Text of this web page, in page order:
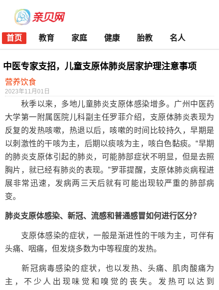
首页 教育 家庭 健康 胎教 名人
中医专家支招，儿童支原体肺炎居家护理注意事项
营养饮食
2023年11月01日
秋季以来，多地儿童肺炎支原体感染增多。广州中医药
大学第一附属医院儿科副主任罗菲介绍，支原体肺炎表现为
反复的发热咳嗽，热退以后，咳嗽的时间比较持久，早期是
以刺激性的干咳为主，后期以痰咳为主，咳白色黏痰。“早期
的肺炎支原体引起的肺炎，可能肺部症状不明显，但是去照
胸片，就已经有肺炎的表现。”罗菲提醒，支原体肺炎病程进
展非常迅速，发病两三天后就有可能出现较严重的肺部病
变。
肺炎支原体感染、新冠、流感和普通感冒如何进行区分？
支原体感染的症状，一般是渐进性的干咳为主，可伴有
头痛、咽痛，但发烧多数为中等程度的发热。
新冠病毒感染的症状，也以发热、头痛、肌肉酸痛为
主，不少人出现味觉和嗅觉的丧失。发热可以达到